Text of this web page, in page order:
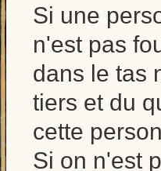
Si une
n'est pas
dans le tas
tiers et du
cette
Si on n'est